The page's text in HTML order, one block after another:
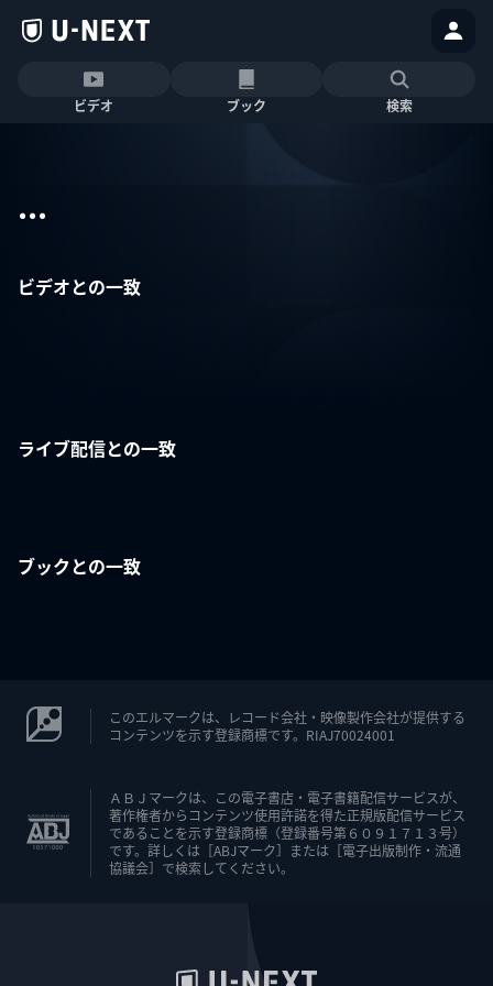
ビデオ ブック 検索
...
ビデオとの一致
ライブ配信との一致
ブックとの一致
このエルマークは、レコード会社・映像製作会社が提供する
コンテンツを示す登録商標です。RIAJ70024001
ＡＢＪマークは、この電子書店・電子書籍配信サービスが、
著作権者からコンテンツ使用許諾を得た正規版配信サービス
であることを示す登録商標（登録番号第６０９１７１３号）
です。詳しくは［ABJマーク］または［電子出版制作・流通
協議会］で検索してください。